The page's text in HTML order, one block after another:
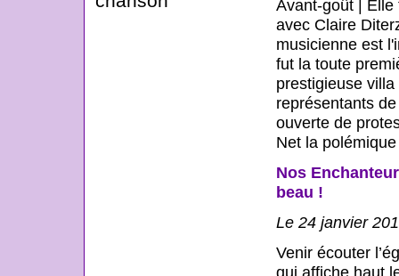
Avant-goût | Elle
avec Claire
musicienne est
fut la toute
prestigieuse
représentants
ouverte de
Net la
Nos
beau !
Le 24 janvier
Venir écouter
qui affiche haut